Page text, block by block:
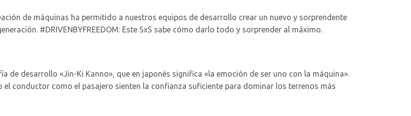
de máquinas ha permitido a nuestros equipos de desarrollo crear un nuevo y sorprendente
#DRIVENBYFREEDOM: Este SxS sabe cómo darlo todo y sorprender al máximo.
desarrollo «Jin-Ki Kanno», que en japonés significa «la emoción de ser uno con la máquina».
conductor como el pasajero sienten la confianza suficiente para dominar los terrenos más